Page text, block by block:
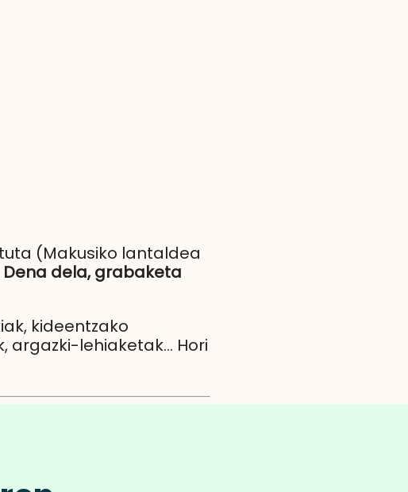
(Makusiko lantaldea
Dena dela, grabaketa
kideentzako
argazki-lehiaketak... Hori